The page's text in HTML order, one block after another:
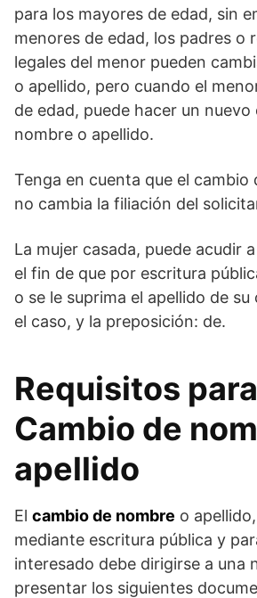
para los mayores de edad, sin
menores de edad, los padres o
legales del menor pueden
o apellido, pero cuando el
de edad, puede hacer un nuevo
nombre o apellido.
Tenga en cuenta que el cambio
no cambia la filiación del
La mujer casada, puede acudir
el fin de que por escritura
o se le suprima el apellido de
el caso, y la preposición: de.
Requisitos
Cambio de
apellido
El cambio de nombre o
mediante escritura pública y
interesado debe dirigirse a una
presentar los siguientes